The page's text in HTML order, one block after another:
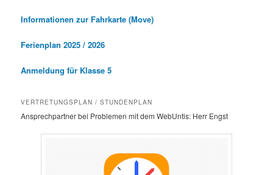
Informationen zur Fahrkarte (Move)
Ferienplan 2025 / 2026
Anmeldung für Klasse 5
VERTRETUNGSPLAN / STUNDENPLAN
Ansprechpartner bei Problemen mit dem WebUntis: Herr Engst